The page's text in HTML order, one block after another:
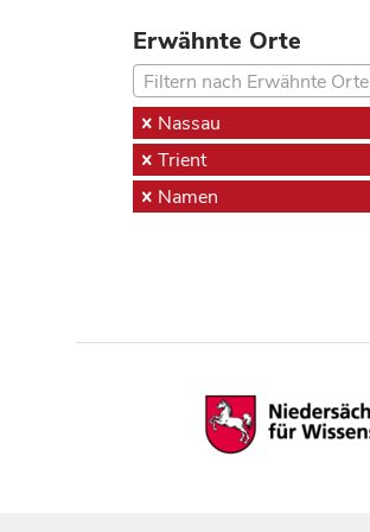
Erwähnte Orte
Filtern nach Erwähnte Orte
Nassau
Trient
Namen